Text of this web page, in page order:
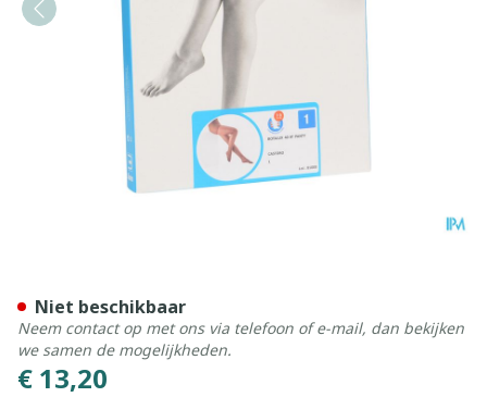
€ 13,20
Niet beschikbaar
Neem contact op met ons via telefoon of e-mail, dan bekijken
we samen de mogelijkheden.